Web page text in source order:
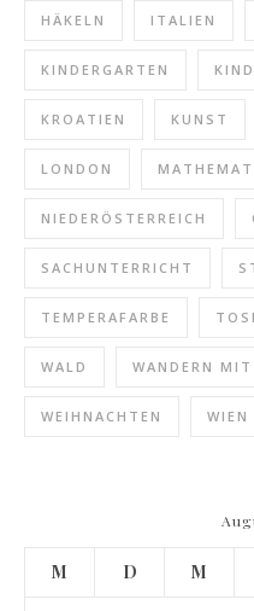
HÄKELN ITALIEN
KINDERGARTEN
KROATIEN KUNST
LONDON
NIEDERÖSTERREICH
SACHUNTERRICHT
TEMPERAFARBE
WALD WANDERN
WEIHNACHTEN WIEN
M D M